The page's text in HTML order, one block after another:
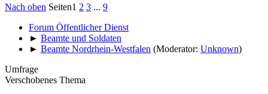
Nach oben Seiten1 2 3 ... 9
Forum Öffentlicher Dienst
► Beamte und Soldaten
► Beamte Nordrhein-Westfalen (Moderator: Unknown)
Umfrage
Verschobenes Thema